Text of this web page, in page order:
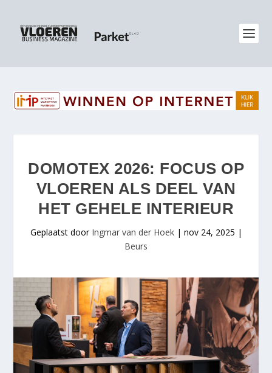
DOMOTEX 2026: FOCUS OP
VLOEREN ALS DEEL VAN
HET GEHELE INTERIEUR
Geplaatst door Ingmar van der Hoek| nov 24, 2025 |
Beurs